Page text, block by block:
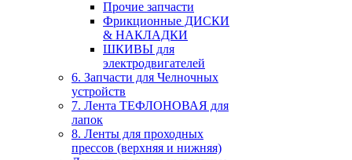
Прочие запчасти
Фрикционные ДИСКИ
& НАКЛАДКИ
ШКИВЫ для
электродвигателей
6. Запчасти для Челночных
устройств
7. Лента ТЕФЛОНОВАЯ для
лапок
8. Ленты для проходных
прессов (верхняя и нижняя)